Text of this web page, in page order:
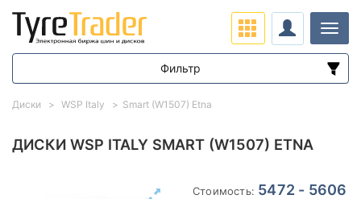
ДИСКИ WSP ITALY SMART (W1507) ETNA
Стоимость: 5472 - 5606
Диски WSP Italy Smart (W1507) Etna
Фильтр
Диапазон цен